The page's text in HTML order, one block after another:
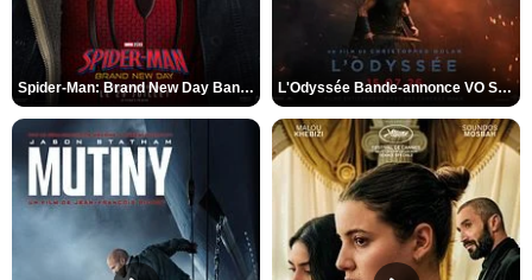
Spider-Man: Brand New Day Bande-annonce VO STFR L'Odyssée Bande-annonce VO STFR